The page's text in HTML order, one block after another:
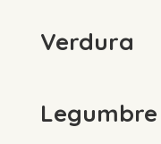
Verdura
Legumbre